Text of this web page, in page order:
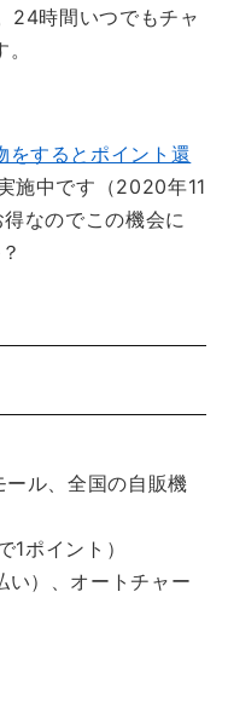
24時間いつでもチャ
をするとポイント還
施中です（2020年11
なのでこの機会に
ル、全国の自販機
1ポイント）
い）、オートチャー